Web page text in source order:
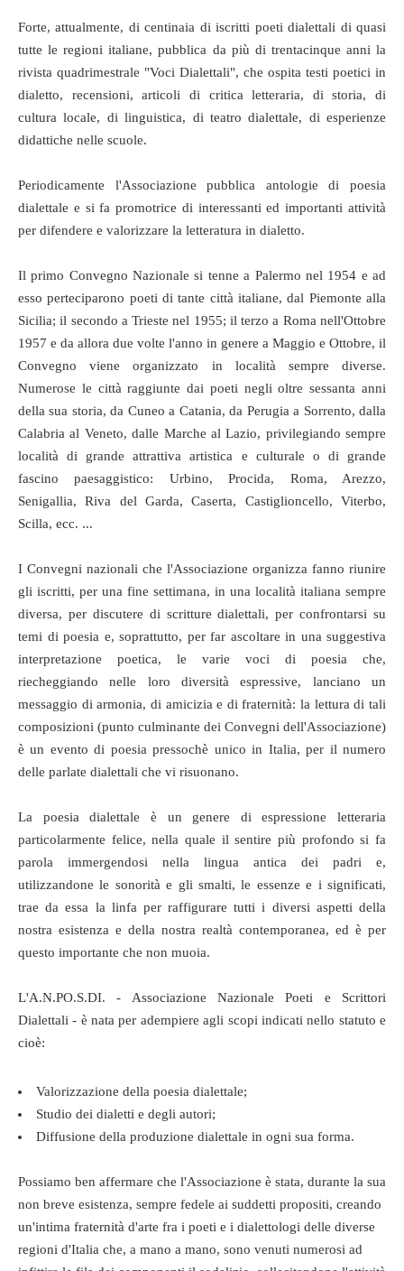
Forte, attualmente, di centinaia di iscritti poeti dialettali di quasi
tutte le regioni italiane, pubblica da più di trentacinque anni la
rivista quadrimestrale "Voci Dialettali", che ospita testi poetici in
dialetto, recensioni, articoli di critica letteraria, di storia, di
cultura locale, di linguistica, di teatro dialettale, di esperienze
didattiche nelle scuole.
Periodicamente l'Associazione pubblica antologie di poesia
dialettale e si fa promotrice di interessanti ed importanti attività
per difendere e valorizzare la letteratura in dialetto.
Il primo Convegno Nazionale si tenne a Palermo nel 1954 e ad
esso perteciparono poeti di tante città italiane, dal Piemonte alla
Sicilia; il secondo a Trieste nel 1955; il terzo a Roma nell'Ottobre
1957 e da allora due volte l'anno in genere a Maggio e Ottobre, il
Convegno viene organizzato in località sempre diverse.
Numerose le città raggiunte dai poeti negli oltre sessanta anni
della sua storia, da Cuneo a Catania, da Perugia a Sorrento, dalla
Calabria al Veneto, dalle Marche al Lazio, privilegiando sempre
località di grande attrattiva artistica e culturale o di grande
fascino paesaggistico: Urbino, Procida, Roma, Arezzo,
Senigallia, Riva del Garda, Caserta, Castiglioncello, Viterbo,
Scilla, ecc. ...
I Convegni nazionali che l'Associazione organizza fanno riunire
gli iscritti, per una fine settimana, in una località italiana sempre
diversa, per discutere di scritture dialettali, per confrontarsi su
temi di poesia e, soprattutto, per far ascoltare in una suggestiva
interpretazione poetica, le varie voci di poesia che,
riecheggiando nelle loro diversità espressive, lanciano un
messaggio di armonia, di amicizia e di fraternità: la lettura di tali
composizioni (punto culminante dei Convegni dell'Associazione)
è un evento di poesia pressochè unico in Italia, per il numero
delle parlate dialettali che vi risuonano.
La poesia dialettale è un genere di espressione letteraria
particolarmente felice, nella quale il sentire più profondo si fa
parola immergendosi nella lingua antica dei padri e,
utilizzandone le sonorità e gli smalti, le essenze e i significati,
trae da essa la linfa per raffigurare tutti i diversi aspetti della
nostra esistenza e della nostra realtà contemporanea, ed è per
questo importante che non muoia.
L'A.N.PO.S.DI. - Associazione Nazionale Poeti e Scrittori
Dialettali - è nata per adempiere agli scopi indicati nello statuto e
cioè:
Valorizzazione della poesia dialettale;
Studio dei dialetti e degli autori;
Diffusione della produzione dialettale in ogni sua forma.
Possiamo ben affermare che l'Associazione è stata, durante la sua
non breve esistenza, sempre fedele ai suddetti propositi, creando
un'intima fraternità d'arte fra i poeti e i dialettologi delle diverse
regioni d'Italia che, a mano a mano, sono venuti numerosi ad